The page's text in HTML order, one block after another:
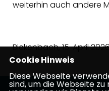
weiterhin auch andere
Bickenbach, 15. April
Cookie Hinweis
Diese Webseite
sind, um die Webseite